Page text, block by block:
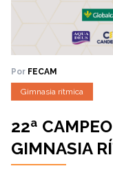
Por FECAM
Gimnasia rítmica
22ª
GIMNASIA